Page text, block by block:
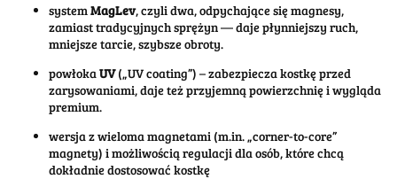
systemMagLev, czyli dwa, odpychające się magnesy,
zamiast tradycyjnych sprężyn — daje płynniejszy ruch,
mniejsze tarcie, szybsze obroty.
powłokaUV(„UV coating”) – zabezpiecza kostkę przed
zarysowaniami, daje też przyjemną powierzchnię i wygląda
premium.
wersja z wieloma magnetami (m.in. „corner-to-core”
magnety) i możliwością regulacji dla osób, które chcą
dokładnie dostosować kostkę